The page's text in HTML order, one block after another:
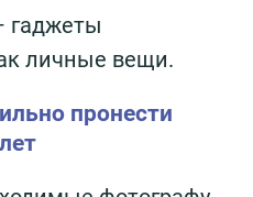
гаджеты
личные вещи.
пронести